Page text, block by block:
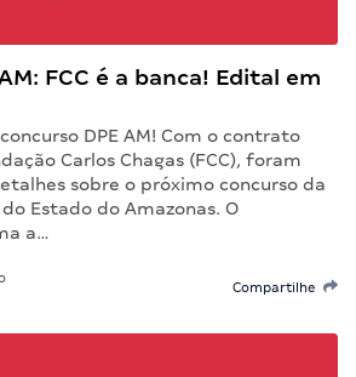
FCC é a banca! Edital em
DPE AM! Com o contrato
Carlos Chagas (FCC), foram
sobre o próximo concurso da
Estado do Amazonas. O
a…
Compartilhe